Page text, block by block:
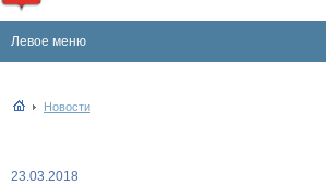
Левое меню
Новости
23.03.2018